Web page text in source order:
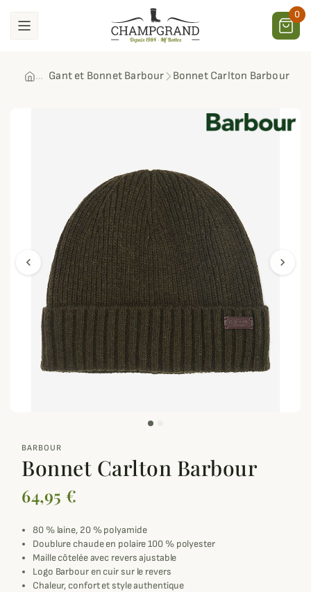
0
Gant et Bonnet Barbour Bonnet Carlton Barbour
chevron_left
zoom_out_map
chevron_right
BARBOUR
Bonnet Carlton Barbour
64,95 €
80 % laine, 20 % polyamide
Doublure chaude en polaire 100 % polyester
Maille côtelée avec revers ajustable
Logo Barbour en cuir sur le revers
Chaleur, confort et style authentique